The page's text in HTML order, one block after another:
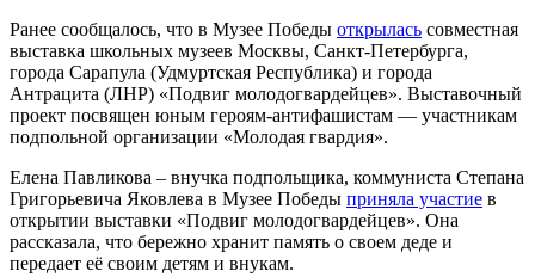
Ранее сообщалось, что в Музее Победы открылась совместная
выставка школьных музеев Москвы, Санкт-Петербурга,
города Сарапула (Удмуртская Республика) и города
Антрацита (ЛНР) «Подвиг молодогвардейцев». Выставочный
проект посвящен юным героям-антифашистам — участникам
подпольной организации «Молодая гвардия».
Елена Павликова – внучка подпольщика, коммуниста Степана
Григорьевича Яковлева в Музее Победы приняла участие в
открытии выставки «Подвиг молодогвардейцев». Она
рассказала, что бережно хранит память о своем деде и
передает её своим детям и внукам.